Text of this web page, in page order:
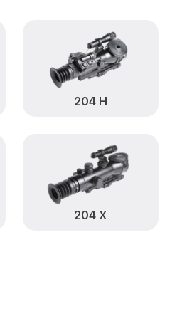
Заказать
Заказать
Заказать
Заказать
Заказать
Заказать
204 Н
204 Х